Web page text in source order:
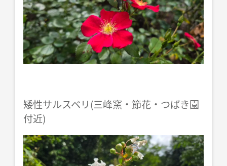
矮性サルスベリ(三峰窯・節花・つばき園
付近)